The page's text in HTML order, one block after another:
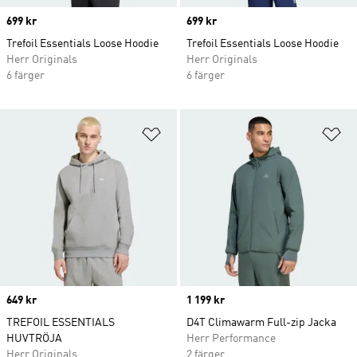
Price
699 kr
Trefoil Essentials Loose Hoodie
Herr Originals
6 färger
Price
699 kr
Trefoil Essentials Loose Hoodie
Herr Originals
6 färger
Lägg till på önskelistan
Price
649 kr
TREFOIL ESSENTIALS
HUVTRÖJA
Herr Originals
Price
1 199 kr
D4T Climawarm Full-zip Jacka
Herr Performance
2 färger